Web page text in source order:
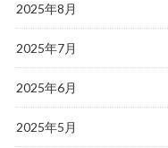
2025年8月
2025年7月
2025年6月
2025年5月